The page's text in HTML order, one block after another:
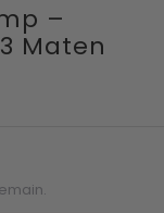
–
Maten